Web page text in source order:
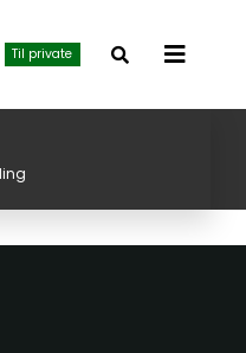
Til private
Toggle